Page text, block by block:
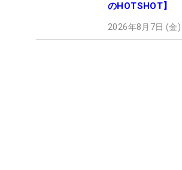
のHOTSHOT】
2026年8月7日 (金